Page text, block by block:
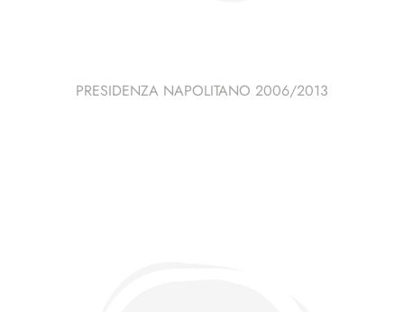
PRESIDENZA NAPOLITANO 2006/2013